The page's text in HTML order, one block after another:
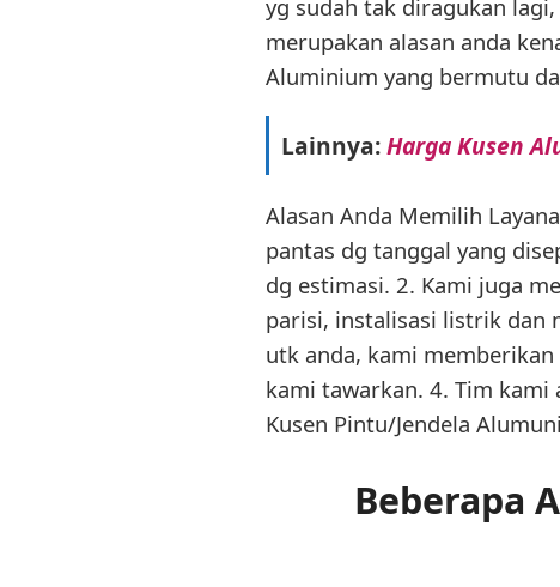
yg sudah tak diragukan
merupakan alasan anda
Aluminium yang bermutu
Lainnya:Harga Kusen
Alasan Anda Memilih
pantas dg tanggal yang
dg estimasi. 2. Kami juga
parisi, instalisasi listrik dan
utk anda, kami memberikan
kami tawarkan. 4. Tim
Kusen Pintu/Jendela
Beberapa